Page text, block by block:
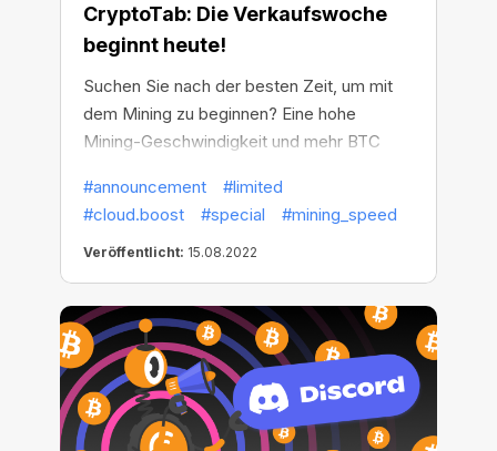
CryptoTab: Die Verkaufswoche
beginnt heute!
Suchen Sie nach der besten Zeit, um mit
dem Mining zu beginnen? Eine hohe
Mining-Geschwindigkeit und mehr BTC
gekommen!
#announcement
#limited
#cloud.boost
#special #mining_speed
Veröffentlicht: 15.08.2022